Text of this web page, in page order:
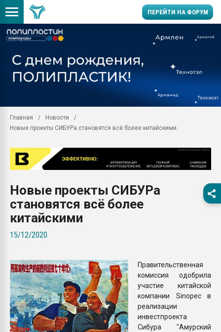
ПЕРЕЙТИ НА ФОРУМ
Вакуум-формовочные
28.07.2026
Всё, что касается
бутылок
Материал поверхности
вакуумного
Главная
Новости
Новые проекты СИБУРа становятся всё более китайскими
Новые проекты СИБУРа
становятся всё более
китайскими
15/12/2020
Правительственная
комиссия одобрила
участие китайской
компании Sinopec в
реализации
инвестпроекта
Сибура "Амурский